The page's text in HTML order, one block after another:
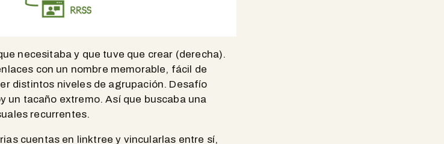
necesitaba y que tuve que crear (derecha).
con un nombre memorable, fácil de
distintos niveles de agrupación. Desafío
un tacaño extremo. Así que buscaba una
recurrentes.
cuentas en linktree y vincularlas entre sí,